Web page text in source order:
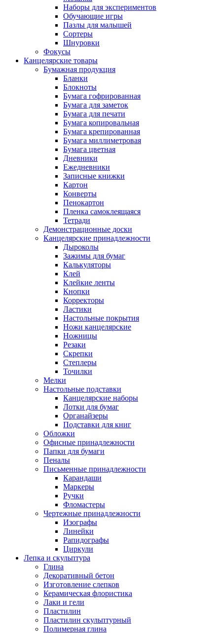
Наборы для экспериментов
Обучающие игры
Пазлы для малышей
Сортеры
Шнуровки
Фокусы
Канцелярские товары
Бумажная продукция
Бланки
Блокноты
Бумага гофрированная
Бумага для заметок
Бумага для печати
Бумага копировальная
Бумага крепированная
Бумага миллиметровая
Бумага цветная
Дневники
Ежедневники
Записные книжки
Картон
Конверты
Пенокартон
Пленка самоклеящаяся
Тетради
Демонстрационные доски
Канцелярские принадлежности
Дыроколы
Зажимы для бумаг
Калькуляторы
Клей
Клейкие ленты
Кнопки
Корректоры
Ластики
Настольные покрытия
Ножи канцелярские
Ножницы
Резаки
Скрепки
Степлеры
Точилки
Мелки
Настольные подставки
Канцелярские наборы
Лотки для бумаг
Органайзеры
Подставки для книг
Обложки
Офисные принадлежности
Папки для бумаги
Пеналы
Письменные принадлежности
Карандаши
Маркеры
Ручки
Фломастеры
Чертежные принадлежности
Изографы
Линейки
Рапидографы
Циркули
Лепка и скульптура
Глина
Декоративный бетон
Изготовление слепков
Керамическая флористика
Лаки и гели
Пластилин
Пластилин скульптурный
Полимерная глина